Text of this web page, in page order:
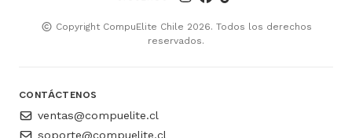
Copyright CompuElite Chile 2026. Todos los derechos
reservados.
CONTÁCTENOS
ventas@compuelite.cl
soporte@compuelite.cl